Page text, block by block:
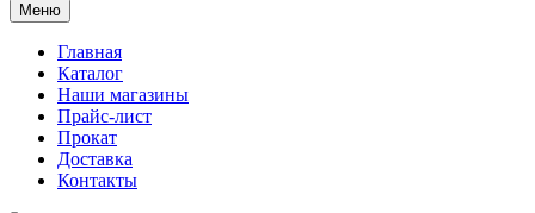
Меню
Главная
Каталог
Наши магазины
Прайс-лист
Прокат
Доставка
Контакты